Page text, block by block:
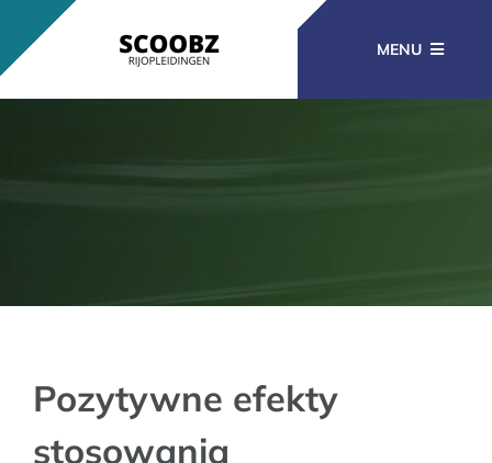
naar
inhoud
MENU
CONTACT
Pozytywne efekty
stosowania